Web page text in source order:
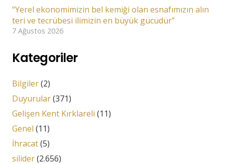
“Yerel ekonomimizin bel kemiği olan esnafımızın alın
teri ve tecrübesi ilimizin en büyük gücüdür”
7 Ağustos 2026
Kategoriler
Bilgiler(2)
Duyurular(371)
Gelişen Kent Kırklareli (11)
Genel (11)
İhracat(5)
silider(2.656)